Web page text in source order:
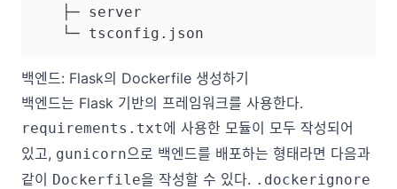
   ├─ server
백엔드: Flask의 Dockerfile 생성하기
백엔드는 Flask 기반의 프레임워크를 사용한다.
requirements.txt에 사용한 모듈이 모두 작성되어
있고, gunicorn으로 백엔드를 배포하는 형태라면 다음과
같이 Dockerfile을 작성할 수 있다. .dockerignore